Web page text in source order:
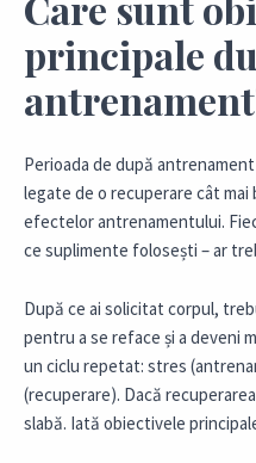
principale
Perioada de după
legate de o recuperare cât mai
efectelor antrenamentului.
ce suplimente folosești – ar
După ce ai solicitat corpul,
pentru a se reface și a deveni
un ciclu repetat: stres
(recuperare). Dacă
slabă. Iată obiectivele